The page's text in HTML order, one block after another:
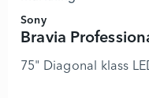
Sony
Bravia
75" Diagonal klass